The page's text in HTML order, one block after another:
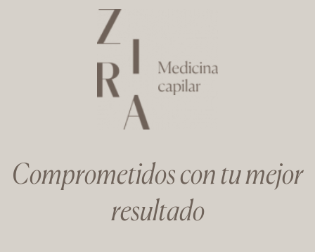
Comprometidos con tu mejor
resultado